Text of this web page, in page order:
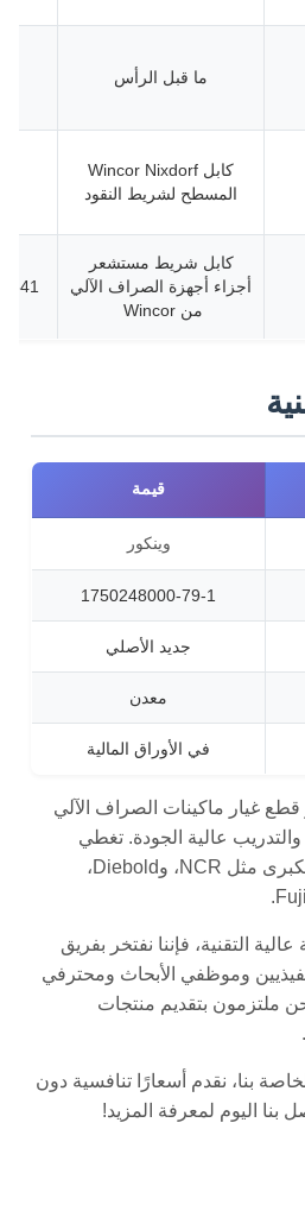
ما قبل الرأس
كابل Wincor Nixdorf
المسطح لشريط النقود
كابل شريط مستشعر
أجزاء أجهزة الصراف الآلي
من Wincor
قيمة
وينكور
1750248000-79-1
جديد الأصلي
معدن
في الأوراق المالية
غيار ماكينات الصراف الآلي
عالية الجودة. تغطي
خبرتنا العلامات التجارية الكبرى مثل NCR، وDiebold،
التقنية، فإننا نفتخر بفريق
وموظفي الأبحاث ومحترفي
ملتزمون بتقديم منتجات
بنا، نقدم أسعارًا تنافسية دون
بنا اليوم لمعرفة المزيد!